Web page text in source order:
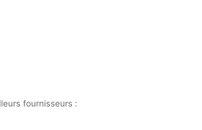
fournisseurs :